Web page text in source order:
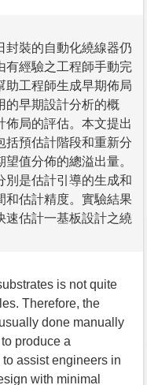
封裝的自動化繞線器仍
有經驗之工程師手動完
助工程師生成早期佈局
的早期設計分析的概
佈局的評估。本文提出
括預估計階段和重新分
值分佈的總溢出量。
別是估計引導的生成和
和估計精度。實驗結果
速估計一基板設計之繞
is not quite
Therefore, the
done manually
produce a
assist engineers in
with minimal